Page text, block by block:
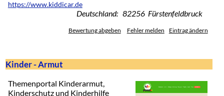
https://www.kiddicar.de
Deutschland: 82256 Fürstenfeldbruck
Bewertung abgeben Fehler melden Eintrag ändern
Kinder - Armut
Themenportal Kinderarmut,
Kinderschutz und Kinderhilfe